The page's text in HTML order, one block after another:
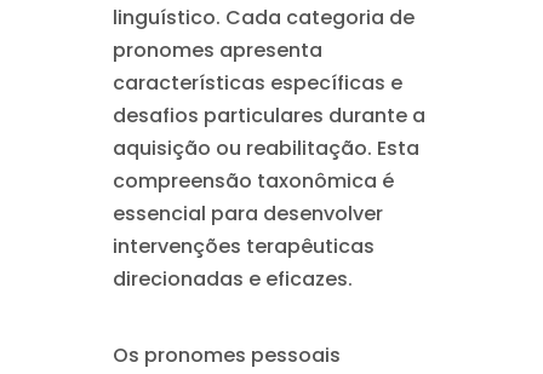
linguístico. Cada categoria de
pronomes apresenta
características específicas e
desafios particulares durante a
aquisição ou reabilitação. Esta
compreensão taxonômica é
essencial para desenvolver
intervenções terapêuticas
direcionadas e eficazes.
Os pronomes pessoais